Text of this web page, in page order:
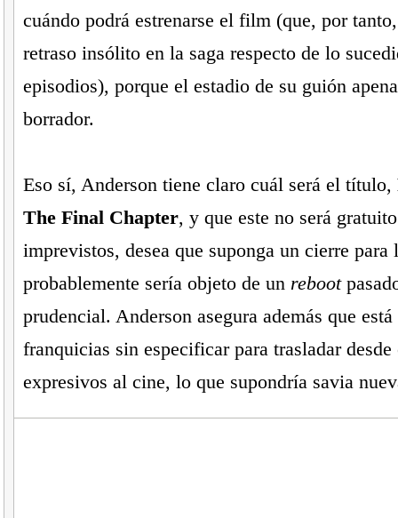
cuándo podrá estrenarse el film (que, por
retraso insólito en la saga respecto de lo
episodios), porque el estadio de su guión
borrador.
Eso sí, Anderson tiene claro cuál será el título,
The Final Chapter, y que este no será
imprevistos, desea que suponga un cierre para
probablemente sería objeto de un reboot
prudencial. Anderson asegura además que
franquicias sin especificar para trasladar
expresivos al cine, lo que supondría savia